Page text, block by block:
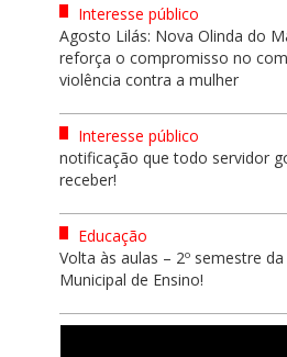
Interesse público
Agosto Lilás: Nova Olinda do
reforça o compromisso no
violência contra a mulher
Interesse público
notificação que todo servidor
receber!
Educação
Volta às aulas – 2º semestre da
Municipal de Ensino!